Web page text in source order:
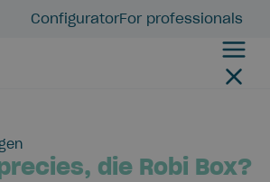
ConfiguratorFor professionals
die Robi Box?